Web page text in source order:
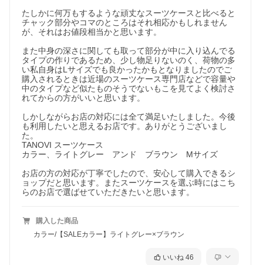
たしかに何万もするような頑丈なスーツケースと比べると
チャック部分やコマのところはそれ相応かもしれません
が、それはお値段相当かと思います。
また中身の深さに関しても取って部分が中に入り込んでる
タイプの作りであるため、少し物足りないのく、荷物の多
い私自身はLサイズでも良かったかもとなりましたのでご
購入されるときは近場のスーツケース専門店などで容量や
中のタイプなど似たものそうでないもこを見てよく検討さ
れてからの方がいいと思います。
しかしながらお店の対応には全て満足いたしました。今後
も利用したいと思えるお店です。ありがとうございまし
た。
TANOVI スーツケース
カラー、ライトグレー　アンド　ブラウン　Mサイズ
お店の方の対応が丁寧でしたので、安心して購入できるシ
ョップだと思います。またスーツケースを選ぶ時にはこち
らのお店で選ばせていただきたいと思います。
購入した商品
カラー/【SALEカラー】ライトグレー×ブラウン
いいね 46